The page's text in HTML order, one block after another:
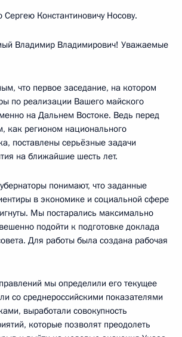
Сергею Константиновичу Носову.
Владимир Владимирович! Уважаемые
что первое заседание, на котором
по реализации Вашего майского
на Дальнем Востоке. Ведь перед
как регионом национального
поставлены серьёзные задачи
на ближайшие шесть лет.
понимают, что заданные
в экономике и социальной сфере
Мы постарались максимально
подойти к подготовке доклада
Для работы была создана рабочая
мы определили его текущее
со среднероссийскими показателями
выработали совокупность
которые позволят преодолеть